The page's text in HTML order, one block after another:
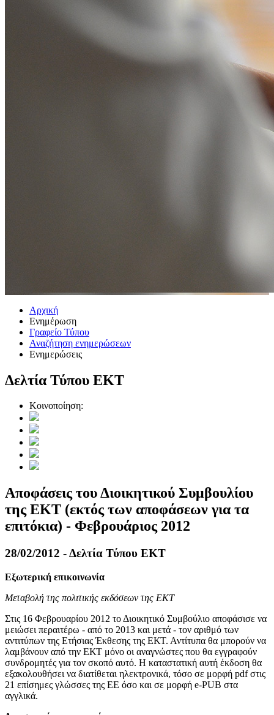
Αρχική
Ενημέρωση
Γραφείο Τύπου
Αναζήτηση ενημερώσεων
Ενημερώσεις
Δελτία Τύπου ΕΚΤ
Κοινοποίηση:
Αποφάσεις του Διοικητικού Συμβουλίου
της ΕΚΤ (εκτός των αποφάσεων για τα
επιτόκια) - Φεβρουάριος 2012
28/02/2012 - Δελτία Τύπου ΕΚΤ
Εξωτερική επικοινωνία
Μεταβολή της πολιτικής εκδόσεων της ΕΚΤ
Στις 16 Φεβρουαρίου 2012 το Διοικητικό Συμβούλιο αποφάσισε να
μειώσει περαιτέρω - από το 2013 και μετά - τον αριθμό των
αντιτύπων της Ετήσιας Έκθεσης της ΕΚΤ. Αντίτυπα θα μπορούν να
λαμβάνουν από την ΕΚΤ μόνο οι αναγνώστες που θα εγγραφούν
συνδρομητές για τον σκοπό αυτό. Η καταστατική αυτή έκδοση θα
εξακολουθήσει να διατίθεται ηλεκτρονικά, τόσο σε μορφή pdf στις
21 επίσημες γλώσσες της ΕΕ όσο και σε μορφή e-PUB στα
αγγλικά.